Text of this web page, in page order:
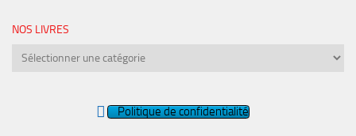
NOS LIVRES
Nos
Politique de confidentialité